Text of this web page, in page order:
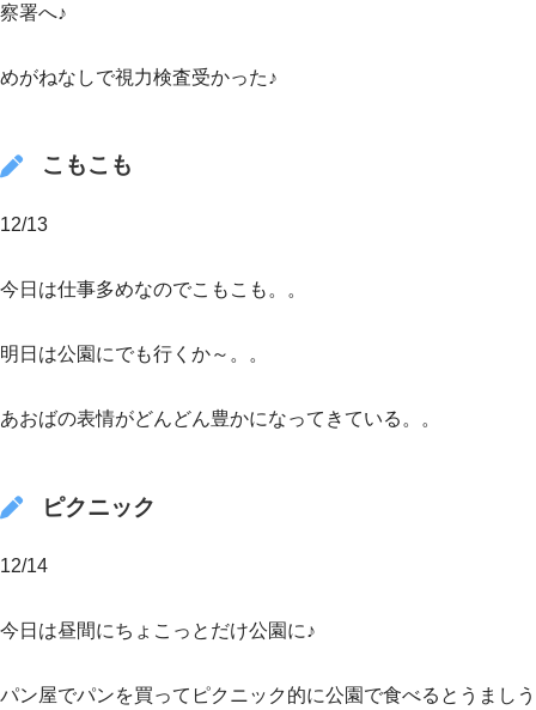
察署へ♪
めがねなしで視力検査受かった♪
こもこも
12/13
今日は仕事多めなのでこもこも。。
明日は公園にでも行くか～。。
あおばの表情がどんどん豊かになってきている。。
ピクニック
12/14
今日は昼間にちょこっとだけ公園に♪
パン屋でパンを買ってピクニック的に公園で食べるとうましう